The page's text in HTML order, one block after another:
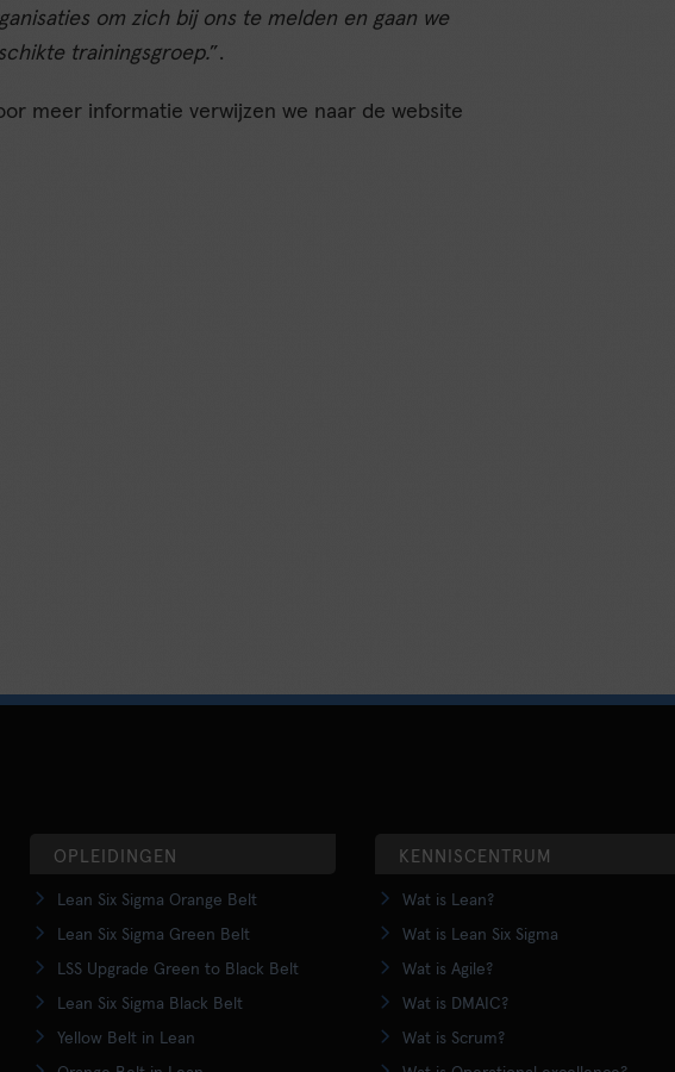
om zich bij ons te melden en gaan we
trainingsgroep.”.
meer informatie verwijzen we naar de website
OPLEIDINGEN
Lean Six Sigma Orange Belt
Lean Six Sigma Green Belt
LSS Upgrade Green to Black Belt
Lean Six Sigma Black Belt
Yellow Belt in Lean
KENNISCENTRUM
Wat is Lean?
Wat is Lean Six Sigma
Wat is Agile?
Wat is DMAIC?
Wat is Scrum?